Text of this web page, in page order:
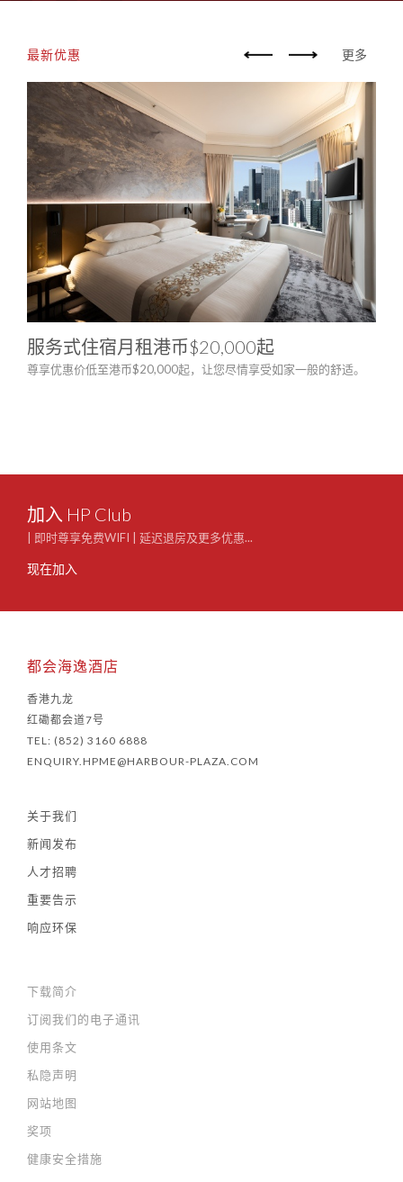
最新优惠 更多
服务式住宿月租港币$20,000起
尊享优惠价低至港币$20,000起，让您尽情享受如家一般的舒适。
加入 HP Club
| 即时尊享免费WIFI | 延迟退房及更多优惠...
现在加入
都会海逸酒店
香港九龙
红磡都会道7号
TEL: (852) 3160 6888
ENQUIRY.HPME@HARBOUR-PLAZA.COM
关于我们
新闻发布
人才招聘
重要告示
响应环保
下载简介
订阅我们的电子通讯
使用条文
私隐声明
网站地图
奖项
健康安全措施